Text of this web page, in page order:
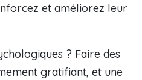
et améliorez leur
? Faire des
gratifiant, et une